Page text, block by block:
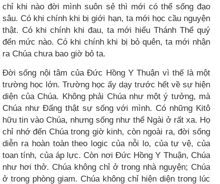
chỉ khi nào đời mình suôn sẻ thì mới có thể sống đạo
sâu. Có khi chính khi bị giới hạn, ta mới học cầu nguyện
thật. Có khi chính khi đau, ta mới hiểu Thánh Thể quý
đến mức nào. Có khi chính khi bị bỏ quên, ta mới nhận
ra Chúa chưa bao giờ bỏ ta.
Đời sống nội tâm của Đức Hồng Y Thuận vì thế là một
trường học lớn. Trường học ấy dạy trước hết về sự hiện
diện của Chúa. Không phải Chúa như một ý tưởng, mà
Chúa như Đấng thật sự sống với mình. Có những Kitô
hữu tin vào Chúa, nhưng sống như thể Ngài ở rất xa. Họ
chỉ nhớ đến Chúa trong giờ kinh, còn ngoài ra, đời sống
diễn ra hoàn toàn theo logic của nỗi lo, của tự vệ, của
toan tính, của áp lực. Còn nơi Đức Hồng Y Thuận, Chúa
như hơi thở. Chúa không chỉ ở trong nhà nguyện; Chúa
ở trong phòng giam. Chúa không chỉ hiện diện trong lúc